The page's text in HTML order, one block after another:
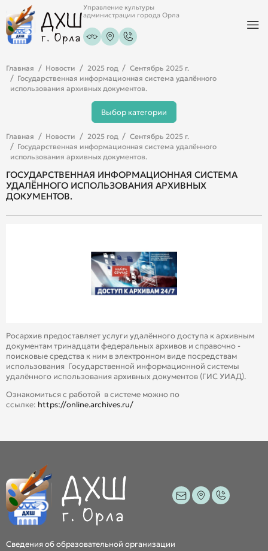
Управление культуры
администрации города Орла
Главная Новости 2025 год
Сентябрь 2025 г.
Государственная информационная система удалённого
использования архивных документов.
Выбор категории
Главная Новости 2025 год
Сентябрь 2025 г.
Государственная информационная система удалённого
использования архивных документов.
ГОСУДАРСТВЕННАЯ ИНФОРМАЦИОННАЯ СИСТЕМА
УДАЛЁННОГО ИСПОЛЬЗОВАНИЯ АРХИВНЫХ
ДОКУМЕНТОВ.
Росархив предоставляет услуги удалённого доступа к архивным
документам тринадцати федеральных архивов и справочно -
поисковые средства к ним в электронном виде посредствам
использования Государственной информационной системы
удалённого использования архивных документов (ГИС УИАД).
Ознакомиться с работой в системе можно по
ссылке: https://online.archives.ru/
Сведения об образовательной организации